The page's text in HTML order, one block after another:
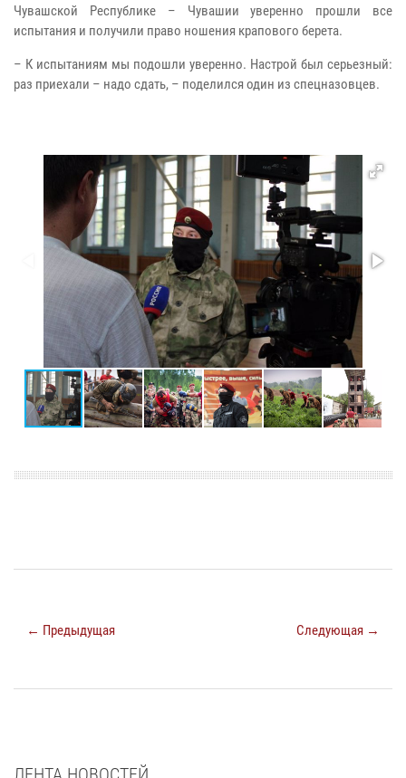
Чувашской Республике – Чувашии уверенно прошли все
испытания и получили право ношения крапового берета.
– К испытаниям мы подошли уверенно. Настрой был серьезный:
раз приехали – надо сдать, – поделился один из спецназовцев.
← Предыдущая Следующая →